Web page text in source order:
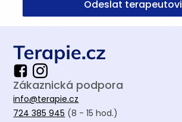
Odeslat terapeutovi
Zákaznická podpora
info@terapie.cz
724 385 945 (8 - 15 hod.)